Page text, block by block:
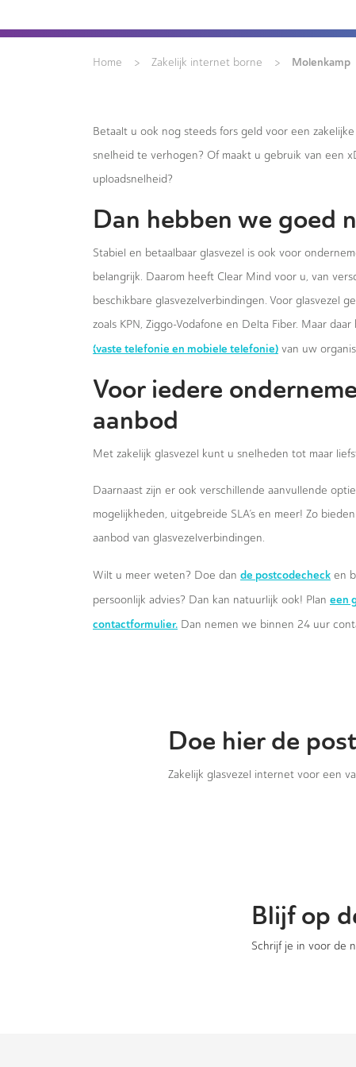
Home > Zakelijk internet borne > Molenkamp
Betaalt u ook nog steeds fors geld voor een
snelheid te verhogen? Of maakt u gebruik van een
uploadsnelheid?
Dan hebben we goed
Stabiel en betaalbaar glasvezel is ook voor
belangrijk. Daarom heeft Clear Mind voor u, van
beschikbare glasvezelverbindingen. Voor glasvezel
zoals KPN, Ziggo-Vodafone en Delta Fiber. Maar
(vaste telefonie en mobiele telefonie) van uw
Voor iedere
aanbod
Met zakelijk glasvezel kunt u snelheden tot maar
Daarnaast zijn er ook verschillende aanvullende
mogelijkheden, uitgebreide SLA’s en meer! Zo
aanbod van glasvezelverbindingen.
Wilt u meer weten? Doe dan de postcodecheck en
persoonlijk advies? Dan kan natuurlijk ook! Plan een
contactformulier. Dan nemen we binnen 24 uur
Doe hier de
Zakelijk glasvezel internet voor een
Blijf op
Schrijf je in voor de